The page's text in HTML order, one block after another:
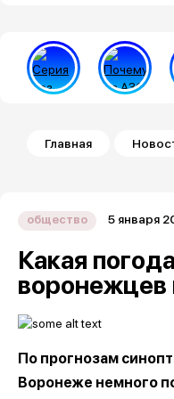
Строка
Главная
общество 5 января
Какая
воронежцев
По прогнозам
Воронеже немного